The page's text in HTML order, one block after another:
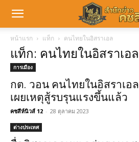
หน้าแรก แท็ก คนไทยในอิสราเอล
แท็ก: คนไทยในอิสราเอล
การเมือง
กต. วอน คนไทยในอิสราเอ
เผยเหตุสู้รบรุนแรงขึ้นแล้ว
คชสีห์นิวส์ 12 - 28 ตุลาคม 2023
ต่างประเทศ